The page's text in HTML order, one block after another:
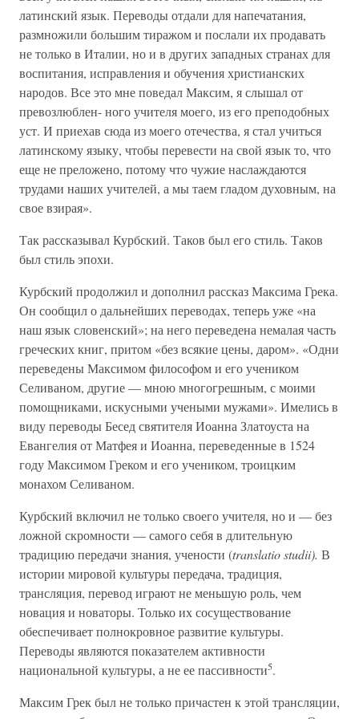
латинский язык. Переводы отдали для напечатания,
размножили большим тиражом и послали их продавать
не только в Италии, но и в других западных странах для
воспитания, исправления и обучения христианских
народов. Все это мне поведал Максим, я слышал от
превозлюблен- ного учителя моего, из его преподобных
уст. И приехав сюда из моего отечества, я стал учиться
латинскому языку, чтобы перевести на свой язык то, что
еще не преложено, потому что чужие наслаждаются
трудами наших учителей, а мы таем гладом духовным, на
свое взирая».
Так рассказывал Курбский. Таков был его стиль. Таков
был стиль эпохи.
Курбский продолжил и дополнил рассказ Максима Грека.
Он сообщил о дальнейших переводах, теперь уже «на
наш язык словенский»; на него переведена немалая часть
греческих книг, притом «без всякие цены, даром». «Одни
переведены Максимом философом и его учеником
Селиваном, другие — мною многогрешным, с моими
помощниками, искусными учеными мужами». Имелись в
виду переводы Бесед святителя Иоанна Златоуста на
Евангелия от Матфея и Иоанна, переведенные в 1524
году Максимом Греком и его учеником, троицким
монахом Селиваном.
Курбский включил не только своего учителя, но и — без
ложной скромности — самого себя в длительную
традицию передачи знания, учености (translatio studii). В
истории мировой культуры передача, традиция,
трансляция, перевод играют не меньшую роль, чем
новация и новаторы. Только их сосуществование
обеспечивает полнокровное развитие культуры.
Переводы являются показателем активности
национальной культуры, а не ее пассивности5.
Максим Грек был не только причастен к этой трансляции,